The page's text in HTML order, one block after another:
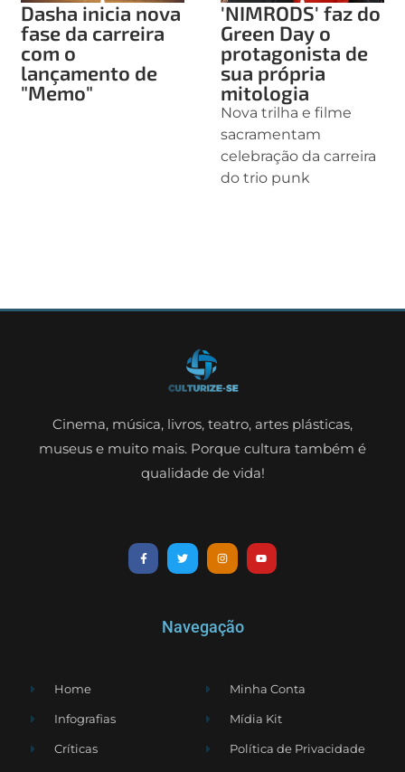
Dasha inicia nova
fase da carreira
com o
lançamento de
"Memo"
'NIMRODS' faz do
Green Day o
protagonista de
sua própria
mitologia
Nova trilha e filme
sacramentam
celebração da carreira
do trio punk
Cinema, música, livros, teatro, artes plásticas,
museus e muito mais. Porque cultura também é
qualidade de vida!
Navegação
Home
Infografias
Críticas
Minha Conta
Mídia Kit
Política de Privacidade